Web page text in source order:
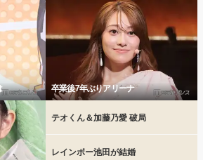
卒業後7年ぶりアリーナ
テオくん＆加藤乃愛 破局
レインボー池田が結婚